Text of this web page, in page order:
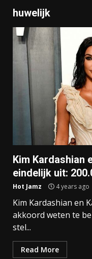
huwelijk
Kim Kardashian
eindelijk uit:
Hot Jamz 4 years ago
Kim Kardashian en
akkoord weten te
stel...
Read More